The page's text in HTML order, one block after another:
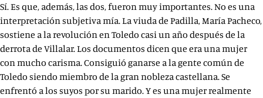
Sí. Es que, además, las dos, fueron muy importantes. No es una
interpretación subjetiva mía. La viuda de Padilla, María Pacheco,
sostiene a la revolución en Toledo casi un año después de la
derrota de Villalar. Los documentos dicen que era una mujer
con mucho carisma. Consiguió ganarse a la gente común de
Toledo siendo miembro de la gran nobleza castellana. Se
enfrentó a los suyos por su marido. Y es una mujer realmente